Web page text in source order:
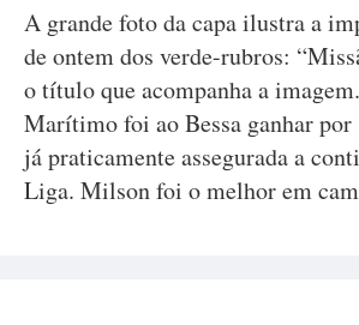
A grande foto da capa ilustra a
de ontem dos verde-rubros:
o título que acompanha a
Marítimo foi ao Bessa ganhar por
já praticamente assegurada a
Liga. Milson foi o melhor em